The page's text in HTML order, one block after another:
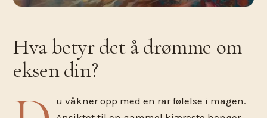
Hva betyr det å drømme om
eksen din?
u våkner opp med en rar følelse i magen.